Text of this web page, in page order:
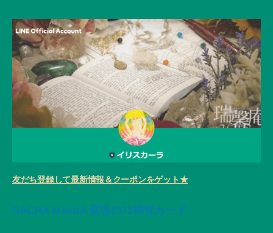
友だち登録して最新情報＆クーポンをゲット★
SACRA MAGIA 変容の72神性カード